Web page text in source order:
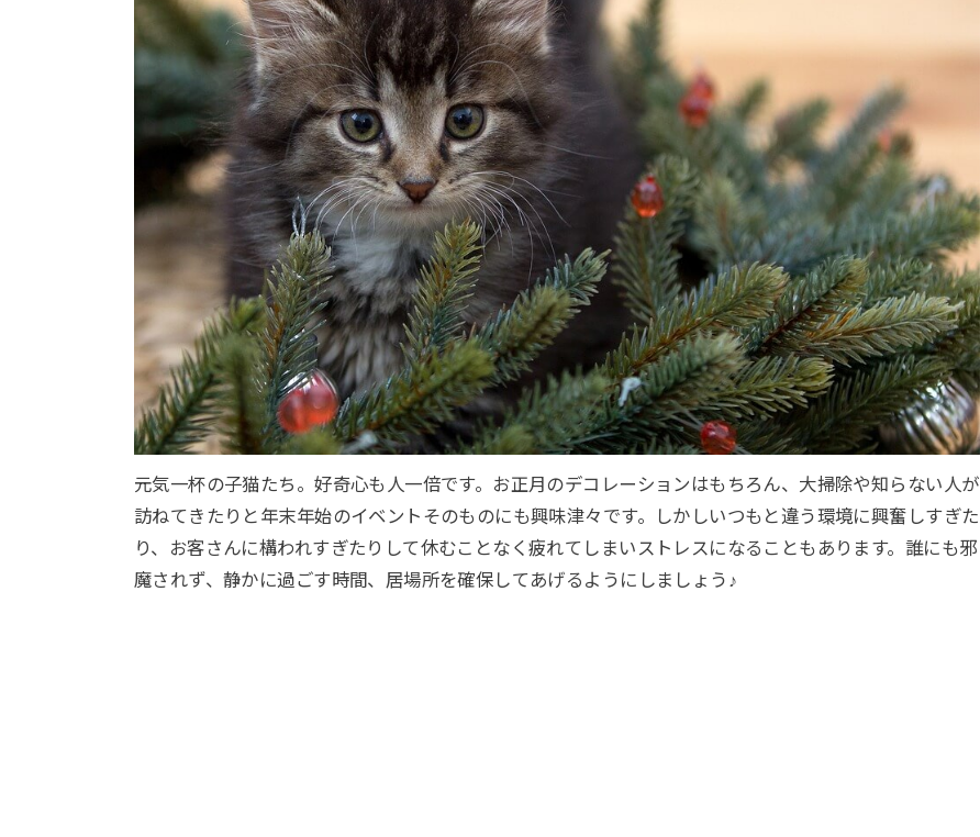
元気一杯の子猫たち。好奇心も人一倍です。お正月のデコレーションはもちろん、大掃除や知らない人が
訪ねてきたりと年末年始のイベントそのものにも興味津々です。しかしいつもと違う環境に興奮しすぎた
り、お客さんに構われすぎたりして休むことなく疲れてしまいストレスになることもあります。誰にも邪
魔されず、静かに過ごす時間、居場所を確保してあげるようにしましょう♪